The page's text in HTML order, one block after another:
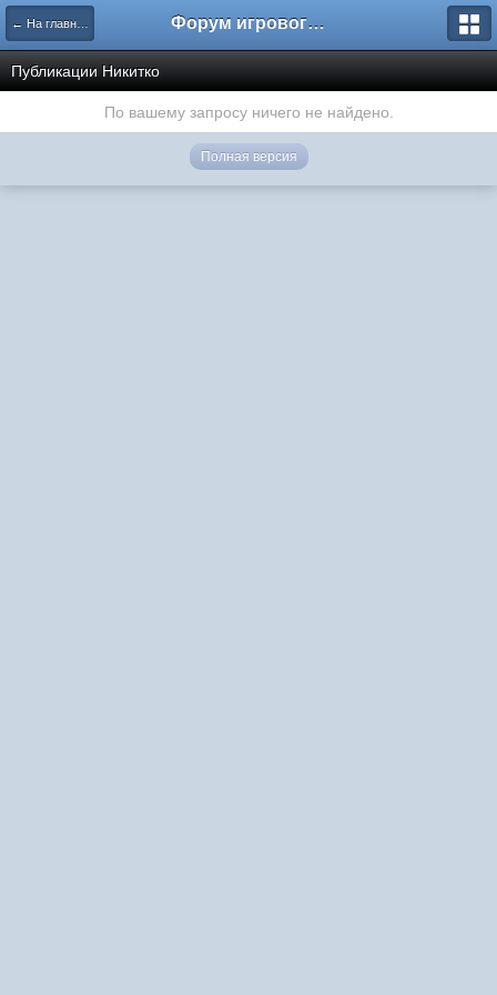
← На главную Форум игрового проекта Riverrise
Публикации Никитко
По вашему запросу ничего не найдено.
Полная версия